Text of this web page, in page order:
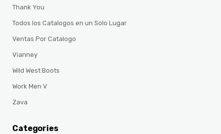
Thank You
Todos los Catalogos en un Solo Lugar
Ventas Por Catalogo
Vianney
Wild West Boots
Work Men V
Zava
Categories